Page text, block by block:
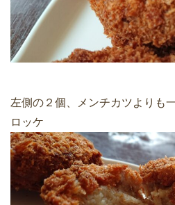
左側の２個、メンチカツよりも
ロッケ